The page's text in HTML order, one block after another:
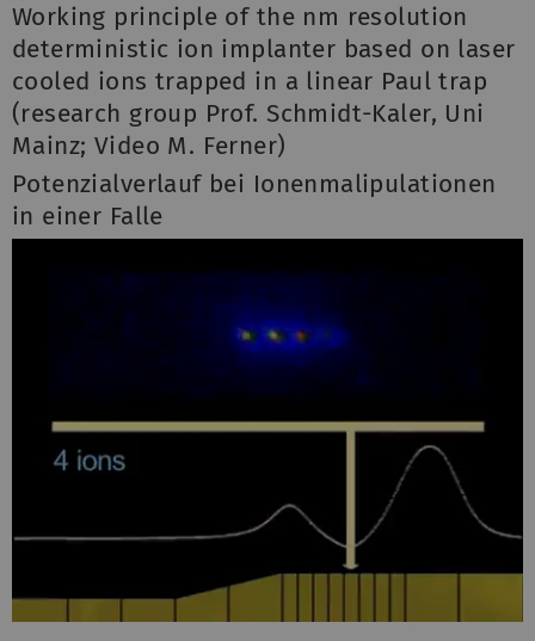
Working principle of the nm resolution
deterministic ion implanter based on laser
cooled ions trapped in a linear Paul trap
(research group Prof. Schmidt-Kaler, Uni
Mainz; Video M. Ferner)
Potenzialverlauf bei Ionenmalipulationen
in einer Falle